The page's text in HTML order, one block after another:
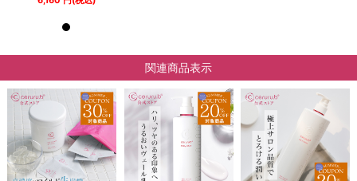
関連商品表示